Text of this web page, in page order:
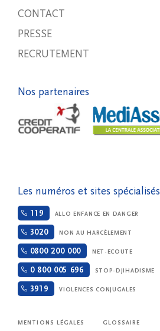
CONTACT
PRESSE
RECRUTEMENT
Nos partenaires
Les numéros et sites spécialisés
119 ALLO ENFANCE EN DANGER
3020 NON AU HARCÈLEMENT
0800 200 000 NET-ECOUTE
0 800 005 696 STOP-DJIHADISME
3919 VIOLENCES CONJUGALES
MENTIONS LÉGALES GLOSSAIRE